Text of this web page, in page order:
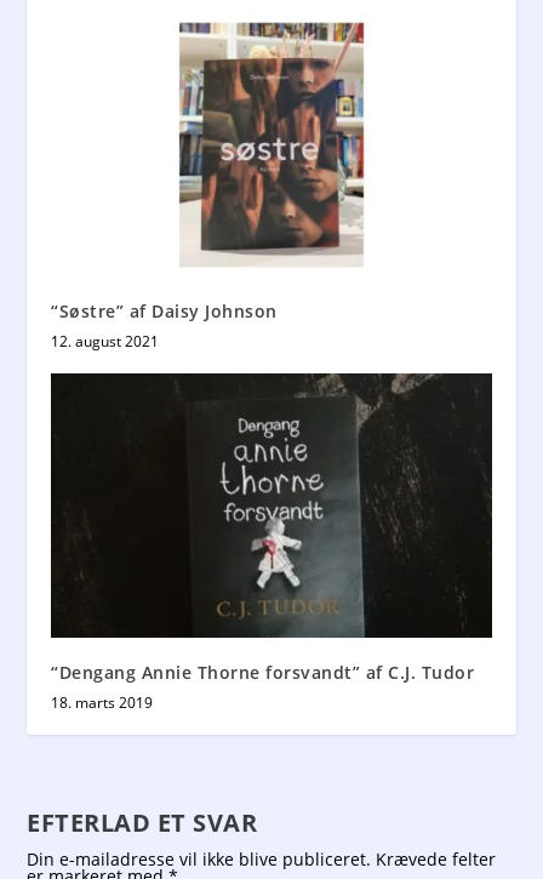
“Søstre” af Daisy Johnson
12. august 2021
“Dengang Annie Thorne forsvandt” af C.J. Tudor
18. marts 2019
EFTERLAD ET SVAR
Din e-mailadresse vil ikke blive publiceret. Krævede felter